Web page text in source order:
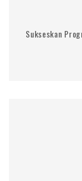
Sukseskan